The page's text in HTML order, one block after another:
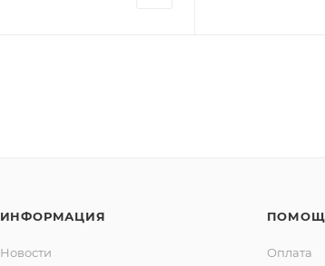
ИНФОРМАЦИЯ
Новости
Оплата